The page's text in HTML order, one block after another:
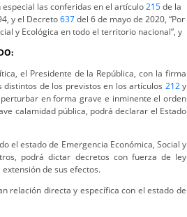
las conferidas en el artículo215de la
y el Decreto637del 6 de mayo de 2020, “Por
y Ecológica en todo el territorio nacional”, y
el Presidente de la República, con la firma
de los previstos en los artículos 212y
en forma grave e inminente el orden
calamidad pública, podrá declarar el Estado
el estado de Emergencia Económica, Social y
podrá dictar decretos con fuerza de ley
de sus efectos.
relación directa y específica con el estado de